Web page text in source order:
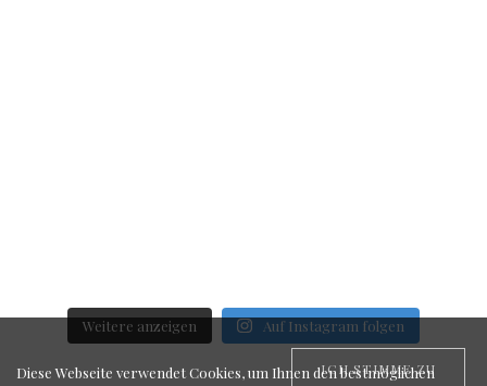
Weitere anzeigen Auf Instagram folgen
ICH STIMME ZU
Diese Webseite verwendet Cookies, um Ihnen den bestmöglichen